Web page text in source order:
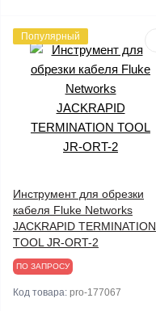
Популярный
Инструмент для обрезки
кабеля Fluke Networks
JACKRAPID TERMINATION
TOOL JR-ORT-2
ПО ЗАПРОСУ
Код товара: pro-177067